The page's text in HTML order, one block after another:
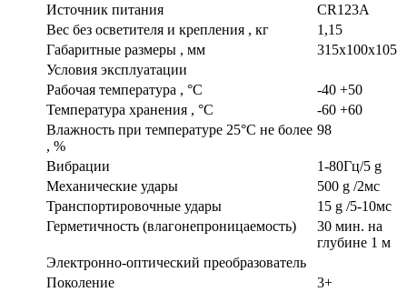
Источник питания
CR123A
Вес без осветителя и крепления , кг
1,15
Габаритные размеры , мм
315x100x105
Условия эксплуатации
Рабочая температура , °С
-40 +50
Температура хранения , °С
-60 +60
Влажность при температуре 25°С не более
, %
98
Вибрации
1-80Гц/5 g
Механические удары
500 g /2мс
Транспортировочные удары
15 g /5-10мс
Герметичность (влагонепроницаемость)
30 мин. на
глубине 1 м
Электронно-оптический преобразователь
Поколение
3+